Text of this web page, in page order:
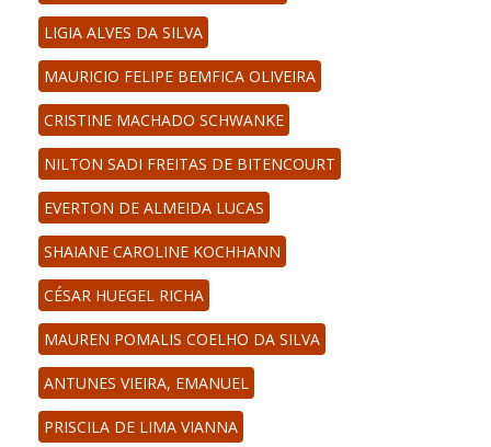
LIGIA ALVES DA SILVA
MAURICIO FELIPE BEMFICA OLIVEIRA
CRISTINE MACHADO SCHWANKE
NILTON SADI FREITAS DE BITENCOURT
EVERTON DE ALMEIDA LUCAS
SHAIANE CAROLINE KOCHHANN
CÉSAR HUEGEL RICHA
MAUREN POMALIS COELHO DA SILVA
ANTUNES VIEIRA, EMANUEL
PRISCILA DE LIMA VIANNA